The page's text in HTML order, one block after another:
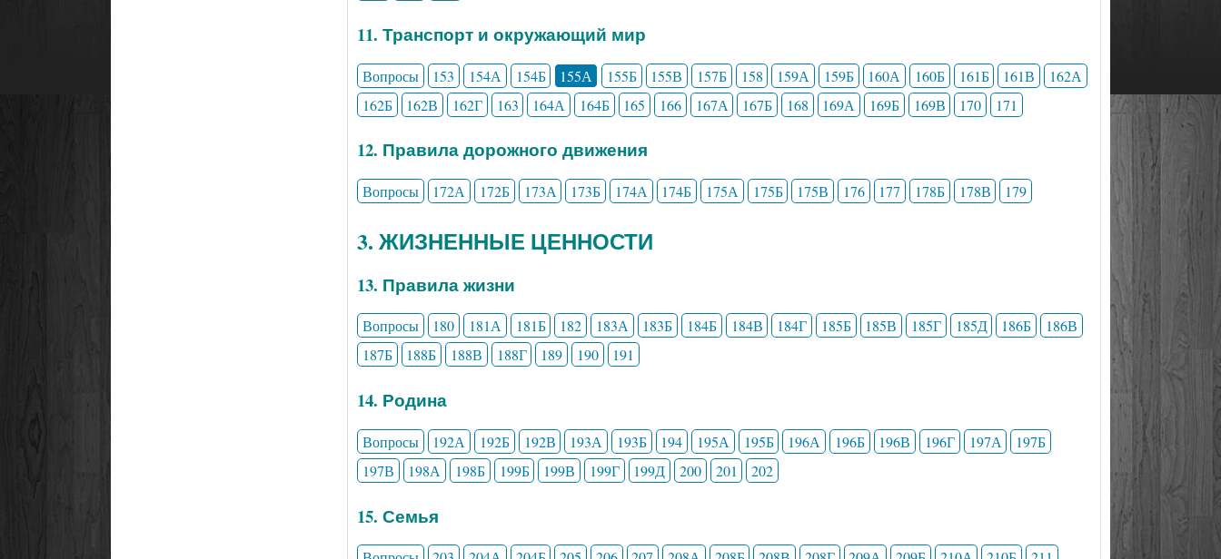
11. Транспорт и окружающий мир
Вопросы 153 154А 154Б 155А 155Б 155В 157Б 158 159А 159Б 160А 160Б 161Б 161В
162А
162Б
162В 162Г 163 164А 164Б 165 166 167А 167Б 168 169А 169Б 169В 170 171
12. Правила дорожного движения
Вопросы 172А 172Б 173А 173Б 174А 174Б 175А 175Б 175В 176 177 178Б 178В 179
3. ЖИЗНЕННЫЕ ЦЕННОСТИ
13. Правила жизни
Вопросы 180 181А 181Б 182 183А 183Б 184Б 184В 184Г 185Б 185В 185Г 185Д 186Б
186В
187Б
188Б 188В 188Г 189 190 191
14. Родина
Вопросы 192А 192Б 192В 193А 193Б 194 195А 195Б 196А 196Б 196В 196Г 197А
197Б
197В
198А 198Б 199Б 199В 199Г 199Д 200 201 202
15. Семья